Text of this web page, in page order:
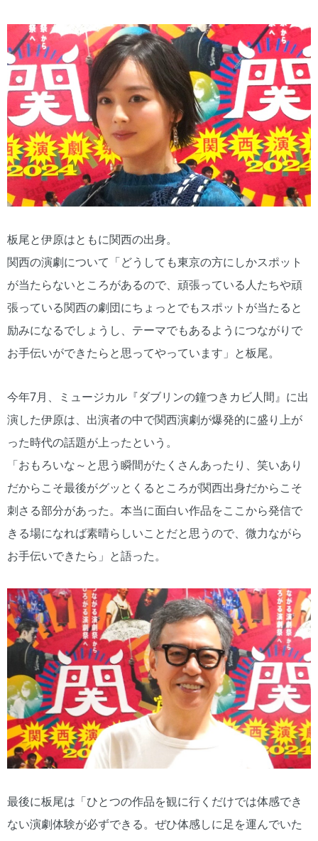
板尾と伊原はともに関西の出身。
関西の演劇について「どうしても東京の方にしかスポット
が当たらないところがあるので、頑張っている人たちや頑
張っている関西の劇団にちょっとでもスポットが当たると
励みになるでしょうし、テーマでもあるようにつながりで
お手伝いができたらと思ってやっています」と板尾。
今年7月、ミュージカル『ダブリンの鐘つきカビ人間』に出
演した伊原は、出演者の中で関西演劇が爆発的に盛り上が
った時代の話題が上ったという。
「おもろいな～と思う瞬間がたくさんあったり、笑いあり
だからこそ最後がグッとくるところが関西出身だからこそ
刺さる部分があった。本当に面白い作品をここから発信で
きる場になれば素晴らしいことだと思うので、微力ながら
お手伝いできたら」と語った。
最後に板尾は「ひとつの作品を観に行くだけでは体感でき
ない演劇体験が必ずできる。ぜひ体感しに足を運んでいた